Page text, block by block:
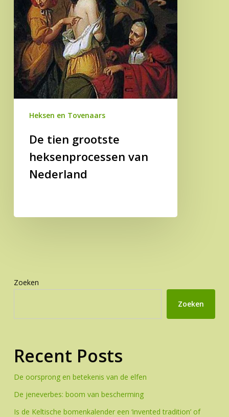
Nederland
Heksen en Tovenaars
De tien grootste
heksenprocessen van
Nederland
Zoeken
Zoeken
Recent Posts
De oorsprong en betekenis van de elfen
De jeneverbes: boom van bescherming
Is de Keltische bomenkalender een ‘invented tradition’ of